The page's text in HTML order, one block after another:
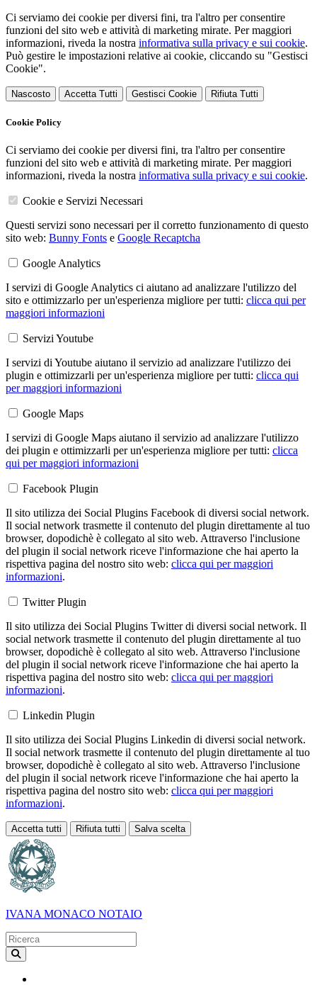
Ci serviamo dei cookie per diversi fini, tra l'altro per consentire
funzioni del sito web e attività di marketing mirate. Per maggiori
informazioni, riveda la nostra informativa sulla privacy e sui cookie.
Può gestire le impostazioni relative ai cookie, cliccando su "Gestisci
Cookie".
Nascosto Accetta Tutti Gestisci Cookie Rifiuta Tutti
Cookie Policy
Ci serviamo dei cookie per diversi fini, tra l'altro per consentire
funzioni del sito web e attività di marketing mirate. Per maggiori
informazioni, riveda la nostra informativa sulla privacy e sui cookie.
Cookie e Servizi Necessari
Questi servizi sono necessari per il corretto funzionamento di questo
sito web: Bunny Fonts e Google Recaptcha
Google Analytics
I servizi di Google Analytics ci aiutano ad analizzare l'utilizzo del
sito e ottimizzarlo per un'esperienza migliore per tutti: clicca qui per
maggiori informazioni
Servizi Youtube
I servizi di Youtube aiutano il servizio ad analizzare l'utilizzo dei
plugin e ottimizzarli per un'esperienza migliore per tutti: clicca qui
per maggiori informazioni
Google Maps
I servizi di Google Maps aiutano il servizio ad analizzare l'utilizzo
dei plugin e ottimizzarli per un'esperienza migliore per tutti: clicca
qui per maggiori informazioni
Facebook Plugin
Il sito utilizza dei Social Plugins Facebook di diversi social network.
Il social network trasmette il contenuto del plugin direttamente al tuo
browser, dopodichè è collegato al sito web. Attraverso l'inclusione
del plugin il social network riceve l'informazione che hai aperto la
rispettiva pagina del nostro sito web: clicca qui per maggiori
informazioni.
Twitter Plugin
Il sito utilizza dei Social Plugins Twitter di diversi social network. Il
social network trasmette il contenuto del plugin direttamente al tuo
browser, dopodichè è collegato al sito web. Attraverso l'inclusione
del plugin il social network riceve l'informazione che hai aperto la
rispettiva pagina del nostro sito web: clicca qui per maggiori
informazioni.
Linkedin Plugin
Il sito utilizza dei Social Plugins Linkedin di diversi social network.
Il social network trasmette il contenuto del plugin direttamente al tuo
browser, dopodichè è collegato al sito web. Attraverso l'inclusione
del plugin il social network riceve l'informazione che hai aperto la
rispettiva pagina del nostro sito web: clicca qui per maggiori
informazioni.
Accetta tutti Rifiuta tutti Salva scelta
Loading...
IVANA MONACO NOTAIO